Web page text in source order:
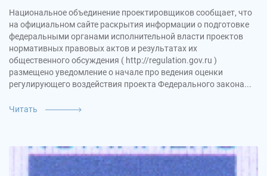
Национальное объединение проектировщиков сообщает, что
на официальном сайте раскрытия информации о подготовке
федеральными органами исполнительной власти проектов
нормативных правовых актов и результатах их
общественного обсуждения ( http://regulation.gov.ru )
размещено уведомление о начале про ведения оценки
регулирующего воздействия проекта Федерального закона...
Читать